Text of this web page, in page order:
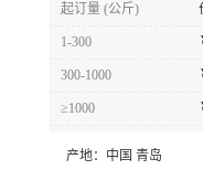
起订量 (公斤)
1-300
300-1000
≥1000
产地： 中国 青岛